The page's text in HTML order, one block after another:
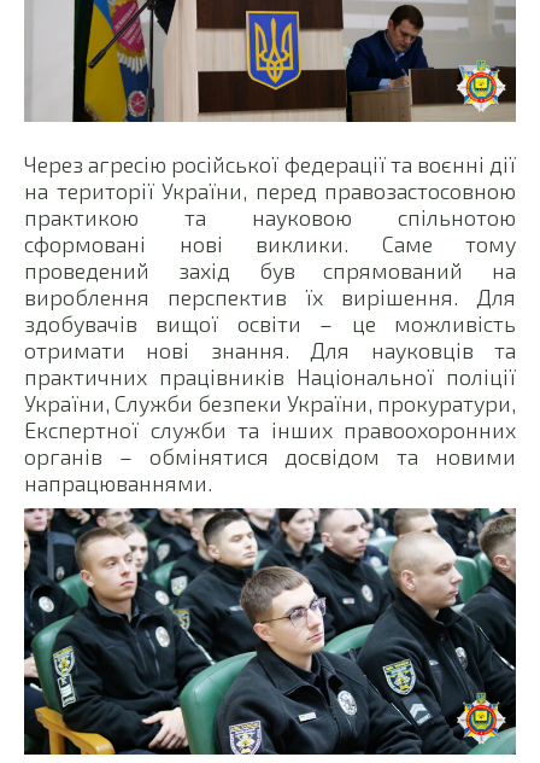
Через агресію російської федерації та воєнні дії
на території України, перед правозастосовною
практикою та науковою спільнотою
сформовані нові виклики. Саме тому
проведений захід був спрямований на
вироблення перспектив їх вирішення. Для
здобувачів вищої освіти – це можливість
отримати нові знання. Для науковців та
практичних працівників Національної поліції
України, Служби безпеки України, прокуратури,
Експертної служби та інших правоохоронних
органів – обмінятися досвідом та новими
напрацюваннями.